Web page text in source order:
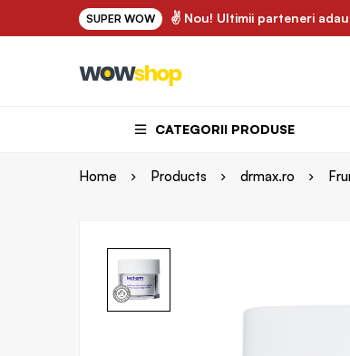
SUPER WOW ✌ Nou! Ultimii parteneri
✌ FLORY.ro - uleiuri vegetale si ape florale bio
CATEGORII PRODUSE
Home Products drmax.ro